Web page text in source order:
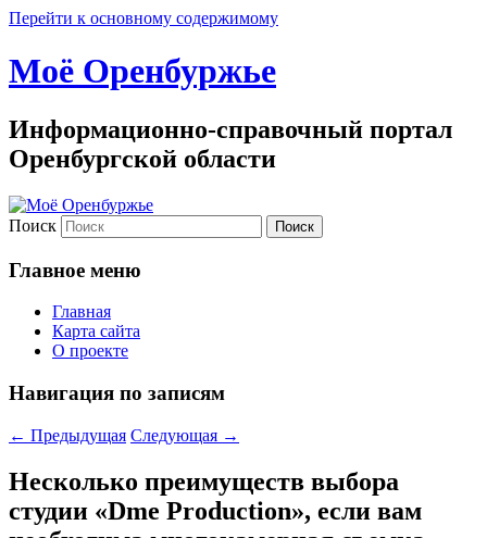
Перейти к основному содержимому
Моё Оренбуржье
Информационно-справочный портал
Оренбургской области
Поиск
Главное меню
Главная
Карта сайта
О проекте
Навигация по записям
← Предыдущая Следующая →
Несколько преимуществ выбора
студии «Dme Production», если вам